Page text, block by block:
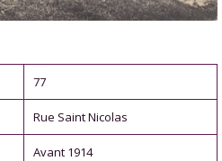
77
Rue Saint Nicolas
Avant 1914